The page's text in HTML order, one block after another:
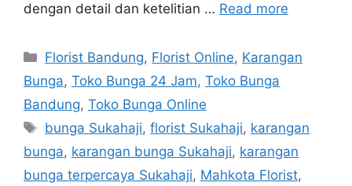
dengan detail dan ketelitian … Read more
Florist Bandung, Florist Online, Karangan
Bunga, Toko Bunga 24 Jam, Toko Bunga
Bandung, Toko Bunga Online
bunga Sukahaji,florist Sukahaji, karangan
bunga, karangan bunga Sukahaji, karangan
bunga terpercaya Sukahaji, Mahkota Florist,